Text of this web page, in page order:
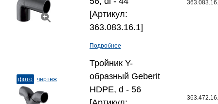
[Артикул:
363.083.16.1]
Подробнее
фото чертеж
Тройник Y-
образный Geberit
HDPE, d - 56